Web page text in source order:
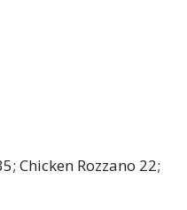
Chicken Rozzano 22;